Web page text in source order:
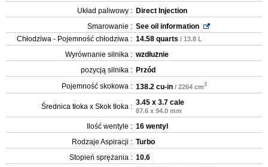
Układ paliwowy : Direct Injection
Smarowanie : See oil information
Chłodziwa - Pojemność chłodziwa : 14.58 quarts / 13.8 L
Wyrównanie silnika : wzdłużnie
pozycją silnika : Przód
Pojemność skokowa : 138.2 cu-in / 2264 cm3
Średnica tłoka x Skok tłoka : 3.45 x 3.7 cale
87.6 x 94.0 mm
Ilość wentyle : 16 wentyl
Rodzaje Aspiracji : Turbo
Stopień sprężania : 10.6